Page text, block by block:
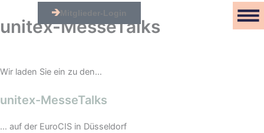
Inhalt
springen
unitex-MesseTalks
Wir laden Sie ein zu den…
unitex-MesseTalks
… auf der EuroCIS in Düsseldorf